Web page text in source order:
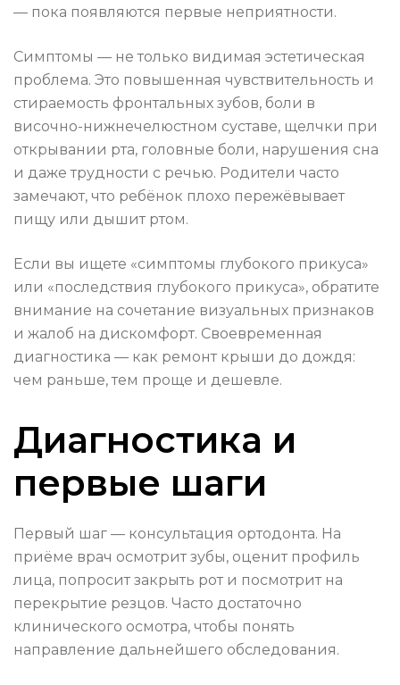
— пока появляются первые неприятности.
Симптомы — не только видимая эстетическая
проблема. Это повышенная чувствительность и
стираемость фронтальных зубов, боли в
височно-нижнечелюстном суставе, щелчки при
открывании рта, головные боли, нарушения сна
и даже трудности с речью. Родители часто
замечают, что ребёнок плохо пережёвывает
пищу или дышит ртом.
Если вы ищете «симптомы глубокого прикуса»
или «последствия глубокого прикуса», обратите
внимание на сочетание визуальных признаков
и жалоб на дискомфорт. Своевременная
диагностика — как ремонт крыши до дождя:
чем раньше, тем проще и дешевле.
Диагностика и
первые шаги
Первый шаг — консультация ортодонта. На
приёме врач осмотрит зубы, оценит профиль
лица, попросит закрыть рот и посмотрит на
перекрытие резцов. Часто достаточно
клинического осмотра, чтобы понять
направление дальнейшего обследования.